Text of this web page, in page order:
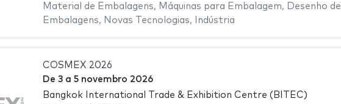
Material de Embalagens, Máquinas para Embalagem,
Desenho de
Embalagens, Novas Tecnologias, Indústria
COSMEX 2026
De 3a 5 novembro 2026
Bangkok International Trade & Exhibition Centre (BITEC)